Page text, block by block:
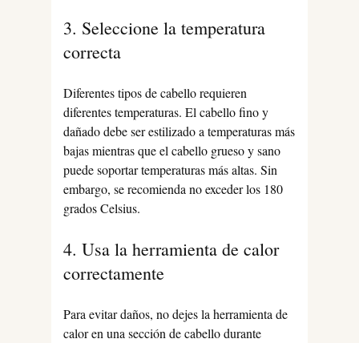
3. Seleccione la temperatura
correcta
Diferentes tipos de cabello requieren
diferentes temperaturas. El cabello fino y
dañado debe ser estilizado a temperaturas más
bajas mientras que el cabello grueso y sano
puede soportar temperaturas más altas. Sin
embargo, se recomienda no exceder los 180
grados Celsius.
4. Usa la herramienta de calor
correctamente
Para evitar daños, no dejes la herramienta de
calor en una sección de cabello durante